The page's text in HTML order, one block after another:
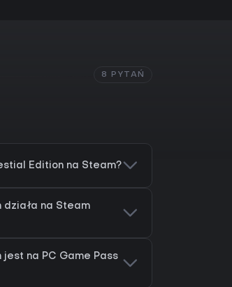
8 PYTAŃ
Edition na Steam?
działa na Steam
na PC Game Pass